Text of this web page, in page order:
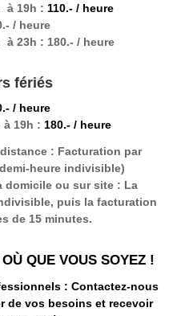
à 19h : 110.- / heure
/ heure
23h : 180.- / heure
fériés
/ heure
19h : 180.- / heure
: Facturation par
heure indivisible)
domicile ou sur site : La
puis la facturation
de 15 minutes.
QUE VOUS SOYEZ !
: Contactez-nous
de vos besoins et recevoir